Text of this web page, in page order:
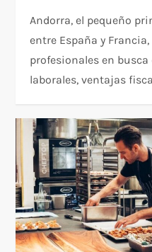
Andorra, el pequeño
entre España y
profesionales en
laborales, ventajas